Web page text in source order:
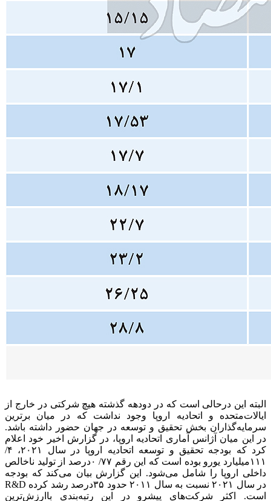
البته این درحالی است که در دودهه گذشته هیچ شرکتی در خارج از
ایالات‌متحده و اتحادیه اروپا وجود نداشت که در میان برترین
سرمایه‌گذاران بخش تحقیق و توسعه در جهان حضور داشته باشد.
در این میان آژانس آماری اتحادیه اروپا، در گزارش اخیر خود اعلام
کرد که بودجه تحقیق و توسعه اتحادیه اروپا در سال ۲۰۲۱، ۴/
۱۱۱میلیارد یورو بوده است که این رقم ۷۷/ ۰‌درصد از تولید ناخالص
داخلی اروپا را شامل می‌شود. این گزارش بیان می‌کند که بودجه
R&D در سال ۲۰۲۱ نسبت به سال ۲۰۱۱ حدود ۳۵‌درصد رشد کرده
است. اکثر شرکت‌های پیشرو در این رتبه‌بندی باارزش‌ترین